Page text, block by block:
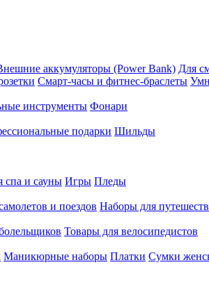
аккумуляторы (Power Bank) Для
Смарт-часы и фитнес-браслеты
инструменты Фонари
подарки Шильды
спа и сауны Игры Пледы
и поездов Наборы для
Товары для велосипедистов
Маникюрные наборы Платки Сумки